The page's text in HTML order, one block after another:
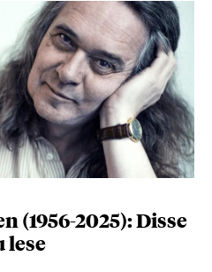
(1956-2025): Disse
lese